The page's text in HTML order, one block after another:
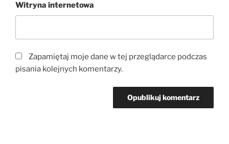
Witryna internetowa
Zapamiętaj moje dane w tej przeglądarce podczas
pisania kolejnych komentarzy.